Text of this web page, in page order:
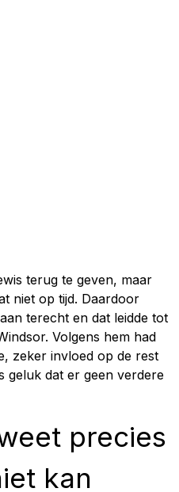
terug te geven, maar
niet op tijd. Daardoor
terecht en dat leidde tot
Volgens hem had
zeker invloed op de rest
geluk dat er geen verdere
precies
kan